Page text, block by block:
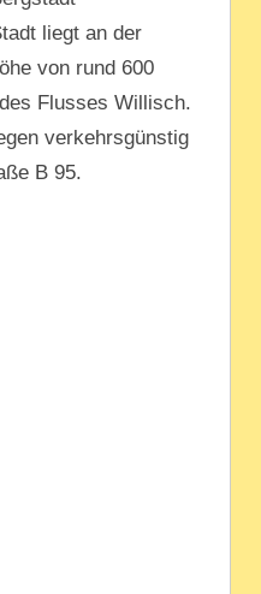
liegt an der
von rund 600
Flusses Willisch.
verkehrsgünstig
B 95.